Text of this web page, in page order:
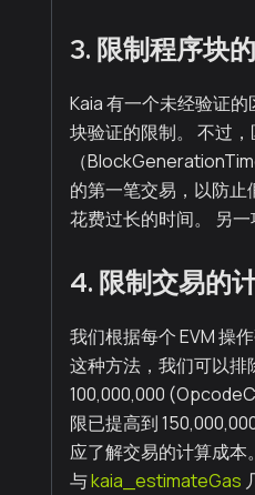
3. 限制程序块
Kaia 有一个未经验证
块验证的限制。 不过
（
的第一笔交易，以防
花费过长的时间。 另
4. 限制交易的
我们根据每个 EVM 操
这种方法，我们可以排
100,000,000
限已提高到
应了解交易的计算成本
与kaia_estimateGas